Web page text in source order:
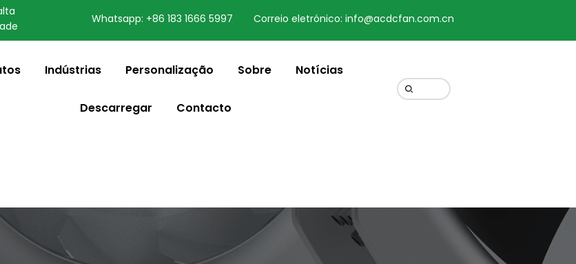
a different
English
Whatsapp: +86 183 1666 5997 Correio eletrónico: info@acdcfan.com.cn
Indústrias Personalização Sobre Notícias
Descarregar Contacto